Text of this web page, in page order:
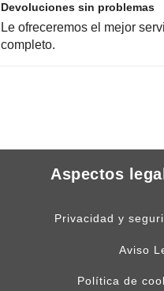
Devoluciones sin problemas
Le ofreceremos el mejor
completo.
Aspectos
Privacidad y
Aviso
Política de